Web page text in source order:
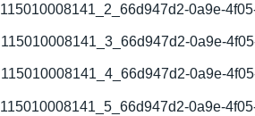
115010008141_2_66d947d2-0a9e-
115010008141_3_66d947d2-0a9e-
115010008141_4_66d947d2-0a9e-
115010008141_5_66d947d2-0a9e-